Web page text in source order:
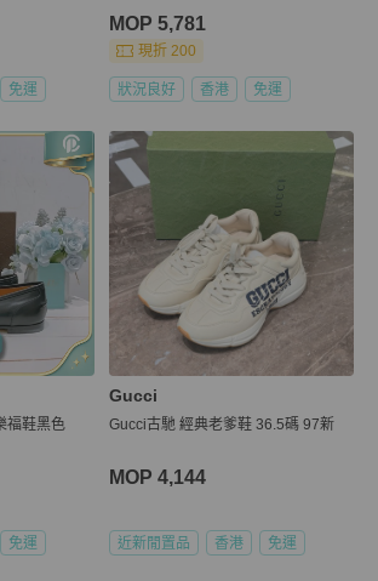
免運
MOP 5,781
現折 200
狀況良好 香港 免運
福鞋黑色
免運
Gucci
Gucci古馳 經典老爹鞋 36.5碼 97新
MOP 4,144
近新閒置品 香港 免運